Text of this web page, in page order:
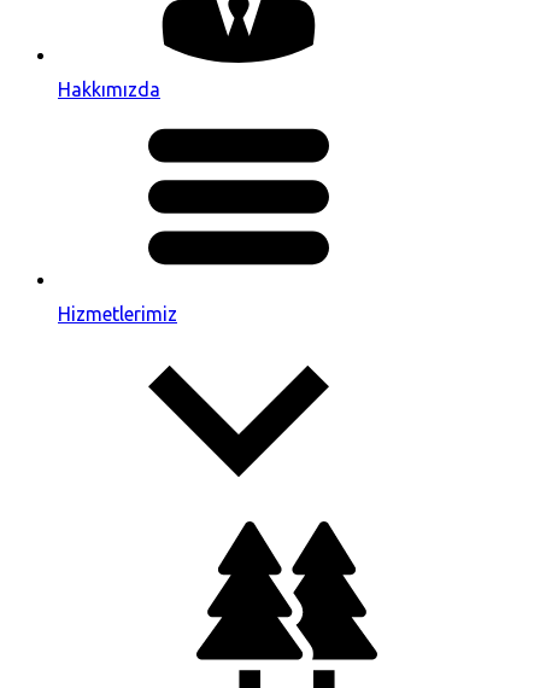
Hakkımızda
Hizmetlerimiz